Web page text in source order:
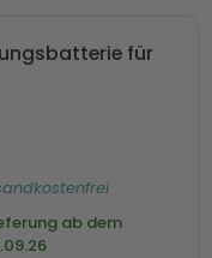
für
ab dem